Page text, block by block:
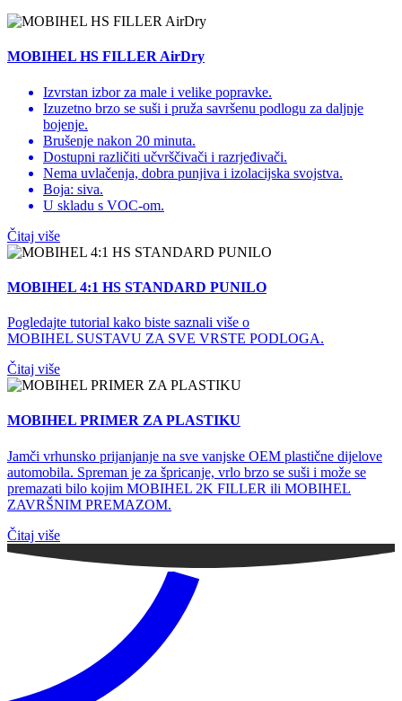
MOBIHEL HS FILLER AirDry
Izvrstan izbor za male i velike popravke.
Izuzetno brzo se suši i pruža savršenu podlogu za daljnje
bojenje.
Brušenje nakon 20 minuta.
Dostupni različiti učvrščivači i razrjeđivači.
Nema uvlačenja, dobra punjiva i izolacijska svojstva.
Boja: siva.
U skladu s VOC-om.
Čitaj više
MOBIHEL 4:1 HS STANDARD PUNILO
Pogledajte tutorial kako biste saznali više o
MOBIHEL SUSTAVU ZA SVE VRSTE PODLOGA.
Čitaj više
MOBIHEL PRIMER ZA PLASTIKU
Jamči vrhunsko prijanjanje na sve vanjske OEM plastične dijelove
automobila. Spreman je za špricanje, vrlo brzo se suši i može se
premazati bilo kojim MOBIHEL 2K FILLER ili MOBIHEL
ZAVRŠNIM PREMAZOM.
Čitaj više